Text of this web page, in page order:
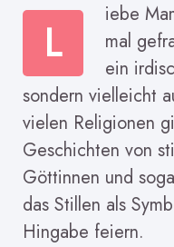
L
iebe
mal
ein
sondern vielleicht
vielen Religionen
Geschichten von
Göttinnen und
das Stillen als
Hingabe feiern.